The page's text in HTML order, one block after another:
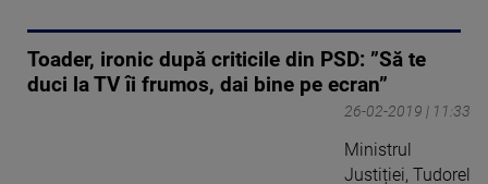
Toader, ironic după criticile din PSD: ”Să te
duci la TV îi frumos, dai bine pe ecran”
26-02-2019 | 11:33
Ministrul
Justiției, Tudorel